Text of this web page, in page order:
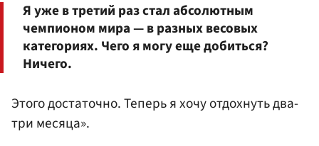
Я уже в третий раз стал абсолютным
чемпионом мира — в разных весовых
категориях. Чего я могу еще добиться?
Ничего.
Этого достаточно. Теперь я хочу отдохнуть два-
три месяца».